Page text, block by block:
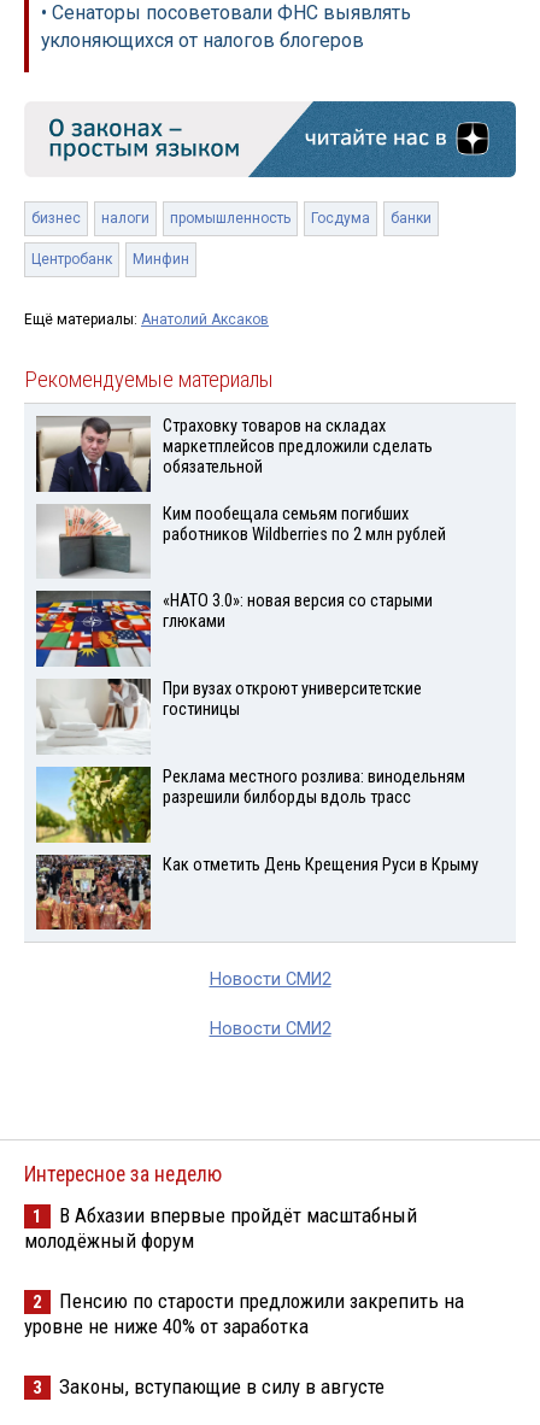
• Сенаторы посоветовали ФНС выявлять
уклоняющихся от налогов блогеров
бизнес налоги промышленность Госдума банки
Центробанк Минфин
Ещё материалы: Анатолий Аксаков
Рекомендуемые материалы
Страховку товаров на складах
маркетплейсов предложили сделать
обязательной
Ким пообещала семьям погибших
работников Wildberries по 2 млн рублей
«НАТО 3.0»: новая версия со старыми
глюками
При вузах откроют университетские
гостиницы
Реклама местного розлива: винодельням
разрешили билборды вдоль трасс
Как отметить День Крещения Руси в Крыму
Новости СМИ2
Новости СМИ2
Интересное за неделю
1
В Абхазии впервые пройдёт масштабный
молодёжный форум
2
Пенсию по старости предложили закрепить на
уровне не ниже 40% от заработка
3 Законы, вступающие в силу в августе